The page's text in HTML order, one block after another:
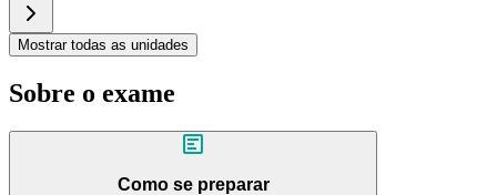
Mostrar todas as unidades
Sobre o exame
Como se preparar